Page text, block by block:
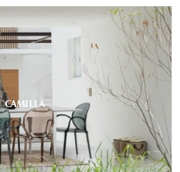
CAMILLA